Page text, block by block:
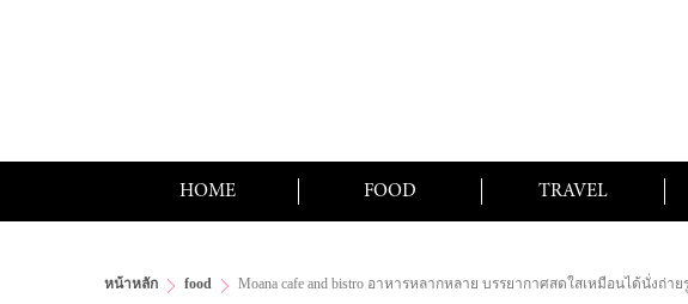
HOME FOOD TRAVEL
หน้าหลัก food Moana cafe and bistro อาหารหลากหลาย บรรยากาศสดใสเหมือนได้นั่งถ่า